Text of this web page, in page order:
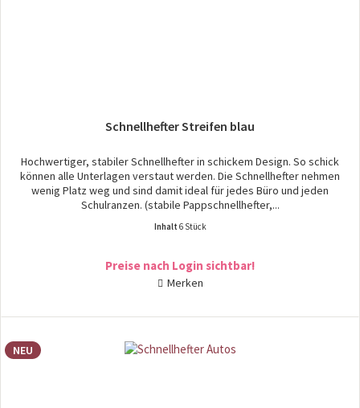
Schnellhefter Streifen blau
Hochwertiger, stabiler Schnellhefter in schickem Design. So schick
können alle Unterlagen verstaut werden. Die Schnellhefter nehmen
wenig Platz weg und sind damit ideal für jedes Büro und jeden
Schulranzen. (stabile Pappschnellhefter,...
Inhalt 6 Stück
Preise nach Login sichtbar!
Merken
NEU